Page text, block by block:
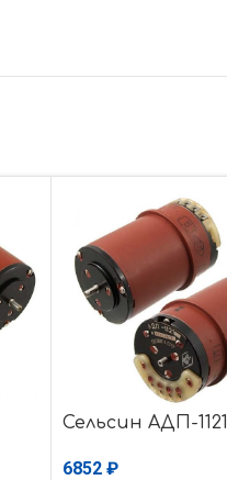
Сельсин АДП-1121
6852 ₽